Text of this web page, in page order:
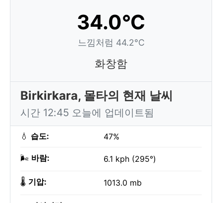
34.0°C
느낌처럼 44.2°C
화창함
Birkirkara, 몰타의 현재 날씨
시간 12:45 오늘에 업데이트됨
💧 습도: 47%
🌬️ 바람: 6.1 kph (295°)
🌡️ 기압: 1013.0 mb